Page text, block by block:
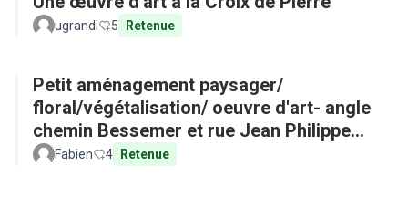
ugrandi 5 Retenue
Petit aménagement paysager/
floral/végétalisation/ oeuvre d'art- angle
chemin Bessemer et rue Jean Philippe
Rameau
Fabien 4 Retenue